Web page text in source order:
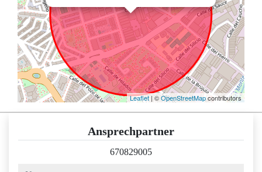
Leaflet | ©OpenStreetMapcontributors
Ansprechpartner
670829005